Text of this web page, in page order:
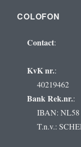
COLOFON
Contact:
KvK nr.:
40219462
Bank Rek.nr.:
IBAN: NL58
T.n.v.: